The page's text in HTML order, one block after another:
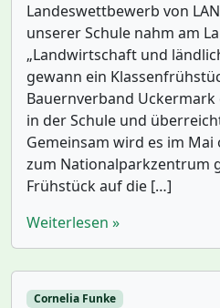
Landeswettbewerb von
unserer Schule nahm am
„Landwirtschaft und
gewann ein
Bauernverband Uckermark
in der Schule und
Gemeinsam wird es im Mai
zum Nationalparkzentrum
Frühstück auf die […]
Weiterlesen »
Cornelia Funke